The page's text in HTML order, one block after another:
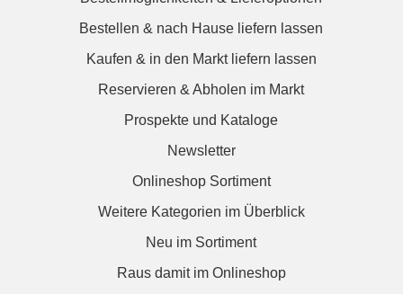
Bestellen & nach Hause liefern lassen
Kaufen & in den Markt liefern lassen
Reservieren & Abholen im Markt
Prospekte und Kataloge
Newsletter
Onlineshop Sortiment
Weitere Kategorien im Überblick
Neu im Sortiment
Raus damit im Onlineshop